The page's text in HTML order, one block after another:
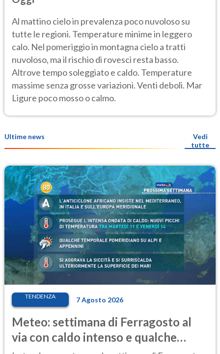
Al mattino cielo in prevalenza poco nuvoloso su
tutte le regioni. Temperature minime in leggero
calo. Nel pomeriggio in montagna cielo a tratti
nuvoloso, ma il rischio di rovesci resta basso.
Altrove tempo soleggiato e caldo. Temperature
massime senza grosse variazioni. Venti deboli. Mar
Ligure poco mosso o calmo.
Ultime news
Vedi
tutte
TENDENZA 7 Agosto 2026
Meteo: settimana di Ferragosto al
via con caldo intenso e qualche